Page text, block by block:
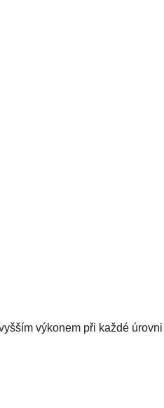
výkonem při každé